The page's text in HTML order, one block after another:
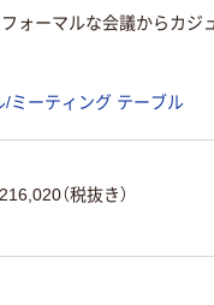
フォーマルな会議からカ
/ミーティング テーブル
（税抜き）